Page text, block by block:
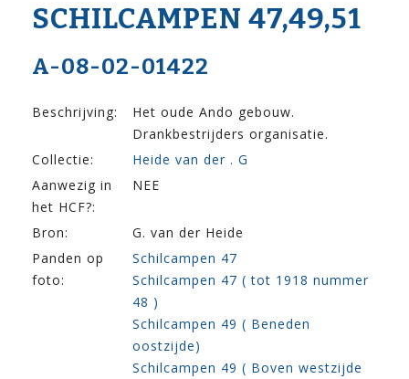
SCHILCAMPEN 47,49,51
A-08-02-01422
Beschrijving:
Het oude Ando gebouw.
Drankbestrijders organisatie.
Collectie:
Heide van der . G
Aanwezig in
het HCF?:
NEE
Bron:
G. van der Heide
Panden op
foto:
Schilcampen 47
Schilcampen 47 ( tot 1918 nummer
48 )
Schilcampen 49 ( Beneden
oostzijde)
Schilcampen 49 ( Boven westzijde